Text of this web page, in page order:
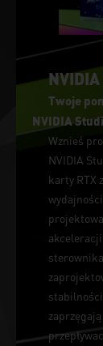
Twoje
NVIDIA
Wznieś
NVIDIA
karty RTX